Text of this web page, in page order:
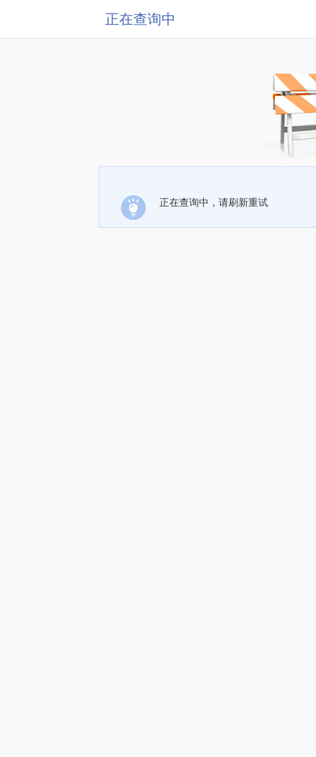
正在查询中
正在查询中，请刷新重试